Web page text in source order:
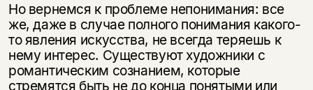
Но вернемся к проблеме непонимания: все
же, даже в случае полного понимания какого-
то явления искусства, не всегда теряешь к
нему интерес. Существуют художники с
романтическим сознанием, которые
стремятся быть не до конца понятыми или